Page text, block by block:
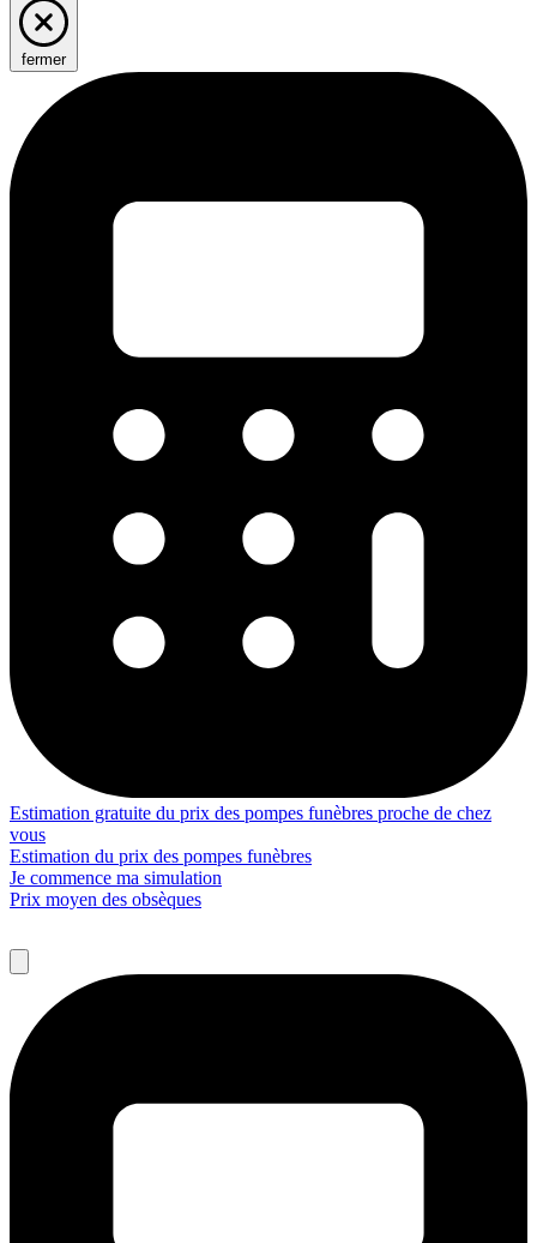
fermer
Estimation gratuite du prix des pompes funèbres proche de chez
vous
Estimation du prix des pompes funèbres
Je commence ma simulation
Prix moyen des obsèques